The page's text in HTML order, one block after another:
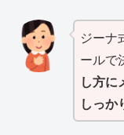
ジーナ
ールで
し方に
しっか